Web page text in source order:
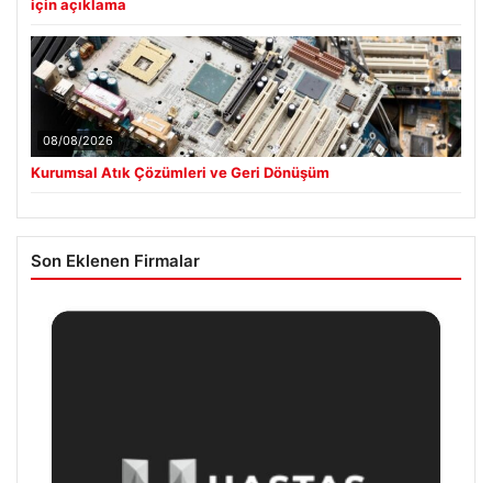
için açıklama
08/08/2026
Kurumsal Atık Çözümleri ve Geri Dönüşüm
Son Eklenen Firmalar